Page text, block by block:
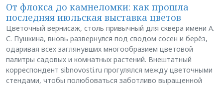
От флокса до камнеломки: как прошла
последняя июльская выставка цветов
Цветочный вернисаж, столь привычный для сквера имени А.
С. Пушкина, вновь развернулся под сводом сосен и берёз,
одаривая всех заглянувших многообразием цветовой
палитры садовых и комнатных растений. Внештатный
корреспондент sibnovosti.ru прогулялся между цветочными
стендами, чтобы полюбоваться заботливо выращенной